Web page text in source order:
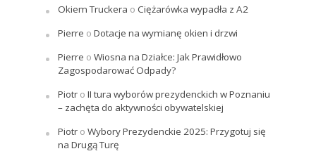
Okiem Truckera o Ciężarówka wypadła z A2
Pierre o Dotacje na wymianę okien i drzwi
Pierre o Wiosna na Działce: Jak Prawidłowo
Zagospodarować Odpady?
Piotro II tura wyborów prezydenckich w Poznaniu
– zachęta do aktywności obywatelskiej
Piotro Wybory Prezydenckie 2025: Przygotuj się
na Drugą Turę